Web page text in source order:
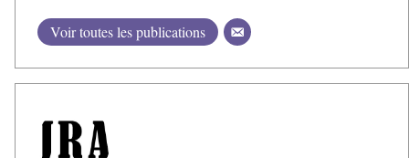
Voir toutes les publications